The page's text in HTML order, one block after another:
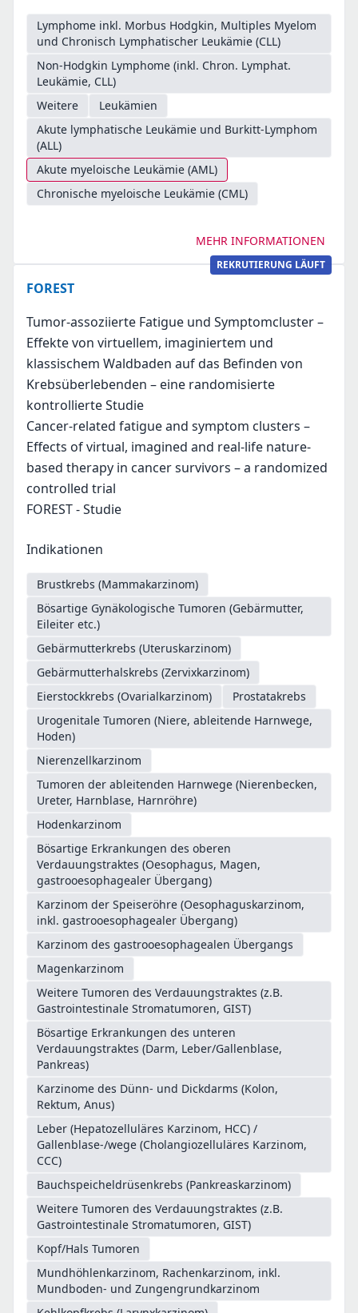
Lymphome inkl. Morbus Hodgkin, Multiples Myelom
und Chronisch Lymphatischer Leukämie (CLL)
Non-Hodgkin Lymphome (inkl. Chron. Lymphat.
Leukämie, CLL)
Weitere
Leukämien
Akute lymphatische Leukämie und Burkitt-Lymphom
(ALL)
Akute myeloische Leukämie (AML)
Chronische myeloische Leukämie (CML)
MEHR INFORMATIONEN
REKRUTIERUNG LÄUFT
FOREST
Tumor-assoziierte Fatigue und Symptomcluster –
Effekte von virtuellem, imaginiertem und
klassischem Waldbaden auf das Befinden von
Krebsüberlebenden – eine randomisierte
kontrollierte Studie
Cancer-related fatigue and symptom clusters –
Effects of virtual, imagined and real-life nature-
based therapy in cancer survivors – a randomized
controlled trial
FOREST - Studie
Indikationen
Brustkrebs (Mammakarzinom)
Bösartige Gynäkologische Tumoren (Gebärmutter,
Eileiter etc.)
Gebärmutterkrebs (Uteruskarzinom)
Gebärmutterhalskrebs (Zervixkarzinom)
Eierstockkrebs (Ovarialkarzinom)
Prostatakrebs
Urogenitale Tumoren (Niere, ableitende Harnwege,
Hoden)
Nierenzellkarzinom
Tumoren der ableitenden Harnwege (Nierenbecken,
Ureter, Harnblase, Harnröhre)
Hodenkarzinom
Bösartige Erkrankungen des oberen
Verdauungstraktes (Oesophagus, Magen,
gastrooesophagealer Übergang)
Karzinom der Speiseröhre (Oesophaguskarzinom,
inkl. gastrooesophagealer Übergang)
Karzinom des gastrooesophagealen Übergangs
Magenkarzinom
Weitere Tumoren des Verdauungstraktes (z.B.
Gastrointestinale Stromatumoren, GIST)
Bösartige Erkrankungen des unteren
Verdauungstraktes (Darm, Leber/Gallenblase,
Pankreas)
Karzinome des Dünn- und Dickdarms (Kolon,
Rektum, Anus)
Leber (Hepatozelluläres Karzinom, HCC) /
Gallenblase-/wege (Cholangiozelluläres Karzinom,
CCC)
Bauchspeicheldrüsenkrebs (Pankreaskarzinom)
Weitere Tumoren des Verdauungstraktes (z.B.
Gastrointestinale Stromatumoren, GIST)
Kopf/Hals Tumoren
Mundhöhlenkarzinom, Rachenkarzinom, inkl.
Mundboden- und Zungengrundkarzinom